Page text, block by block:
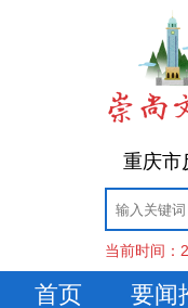
重庆市
当前时间：
首页 要闻